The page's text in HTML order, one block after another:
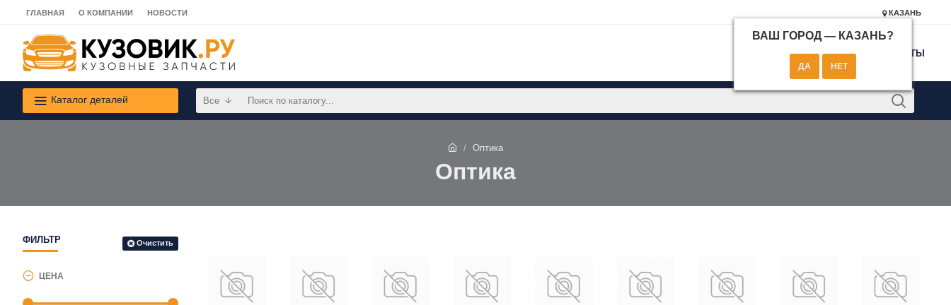
ГЛАВНАЯ О КОМПАНИИ НОВОСТИ КАЗАНЬ
ВАШ ГОРОД — КАЗАНЬ?
КОНТАКТЫ
Каталог деталей Все
Оптика
Оптика
ФИЛЬТР Очистить
ЦЕНА